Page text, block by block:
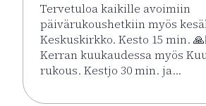
Tervetuloa kaikille avoimiin
päivärukoushetkiin myös
Keskuskirkko. Kesto 15 min.
Kerran kuukaudessa myös
rukous. Kestjo 30 min. ja…
Lue lisää tapahtumasta